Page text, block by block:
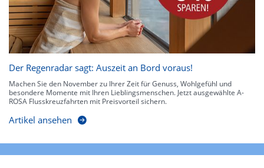
Der Regenradar sagt: Auszeit an Bord voraus!
Machen Sie den November zu Ihrer Zeit für Genuss, Wohlgefühl und
besondere Momente mit Ihren Lieblingsmenschen. Jetzt ausgewählte A-
ROSA Flusskreuzfahrten mit Preisvorteil sichern.
Artikel ansehen